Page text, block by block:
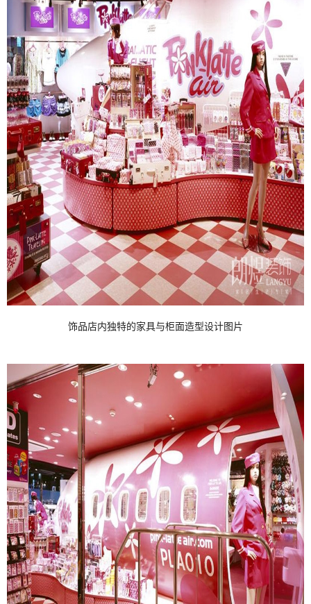
饰品店内独特的家具与柜面造型设计图片